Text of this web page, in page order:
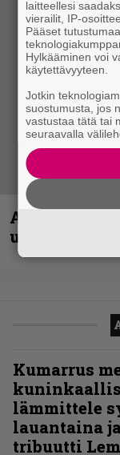
Anthrax vie
uudella
Kumarrus
lämmittele
lauantaina
tribuutti
laitteellesi
vierailit, IP-
Pääset
Hylkääminen voi
käytettävyyteen.
Jotkin
suostumusta, jos
vastustaa tätä tai
seuraavalla